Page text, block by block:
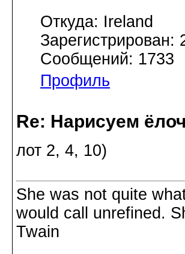
Откуда: Ireland
Зарегистрирован:
Сообщений: 1733
Профиль
Re: Нарисуем
лот 2, 4, 10)
She was not quite
would call unrefined.
Twain